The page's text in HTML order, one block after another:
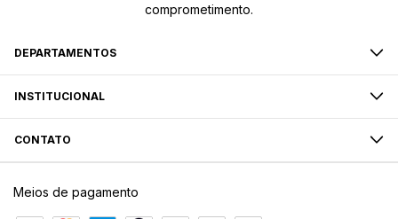
comprometimento.
DEPARTAMENTOS
INSTITUCIONAL
CONTATO
Meios de pagamento